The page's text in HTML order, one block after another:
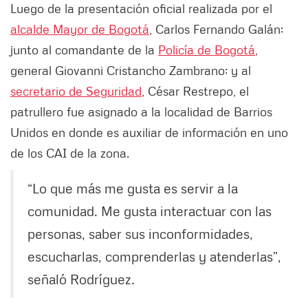
Luego de la presentación oficial realizada por el
alcalde Mayor de Bogotá , Carlos Fernando Galán;
junto al comandante de la Policía de Bogotá
general Giovanni Cristancho Zambrano; y al
secretario de Seguridad , César Restrepo, el
patrullero fue asignado a la localidad de Barrios
Unidos en donde es auxiliar de información en uno
de los CAI de la zona.
“Lo que más me gusta es servir a la
comunidad. Me gusta interactuar con las
personas, saber sus inconformidades,
escucharlas, comprenderlas y atenderlas”,
señaló Rodríguez.